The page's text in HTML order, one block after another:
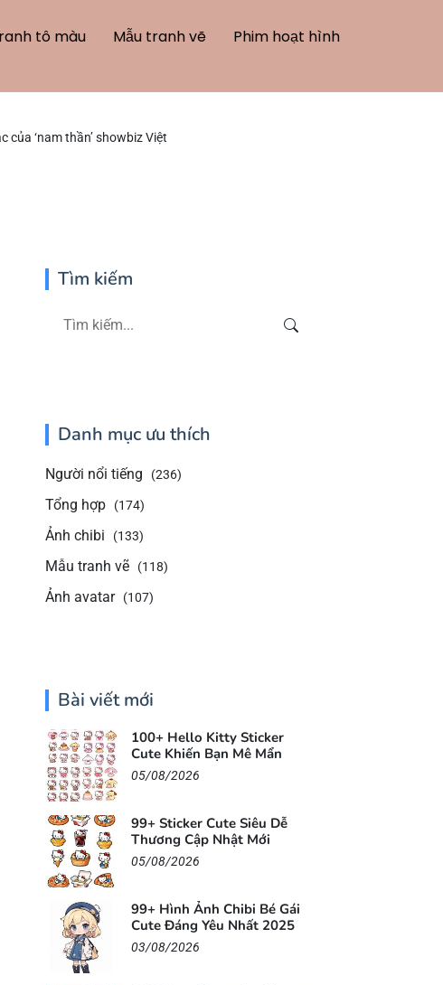
tô màu Mẫu tranh vẽ Phim hoạt hình
‘nam thần’ showbiz Việt
Tìm kiếm
Danh mục ưu thích
Người nổi tiếng (236)
Tổng hợp (174)
Ảnh chibi (133)
Mẫu tranh vẽ (118)
Ảnh avatar (107)
Bài viết mới
100+ Hello Kitty Sticker
Cute Khiến Bạn Mê Mẩn
05/08/2026
99+ Sticker Cute Siêu Dễ
Thương Cập Nhật Mới
05/08/2026
99+ Hình Ảnh Chibi Bé Gái
Cute Đáng Yêu Nhất 2025
03/08/2026